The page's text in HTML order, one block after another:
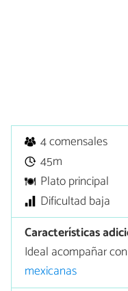
4 comensales
45m
Plato principal
Dificultad baja
Características
Ideal acompañar
mexicanas